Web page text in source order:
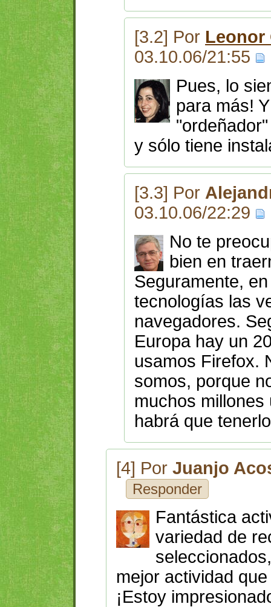
[3.2] Por Leonor
03.10.06/21:55
Pues, lo
para más!
y sólo tiene
[3.3] Por
03.10.06/22:29
No te
bien en
Seguramente,
tecnologías las
navegadores.
Europa hay un
usamos Firefox.
somos, porque
muchos
habrá que
[4] Por Juanjo
Responder
Fantástica
variedad de
mejor actividad
¡Estoy